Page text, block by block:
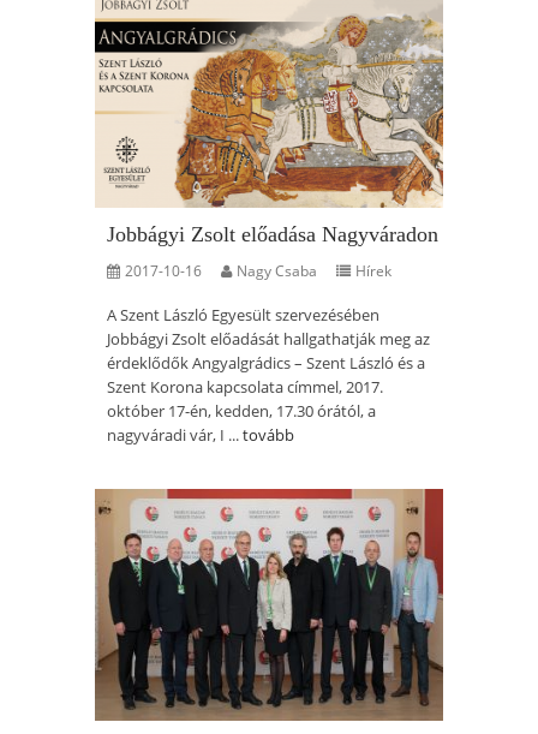
Jobbágyi Zsolt előadása Nagyváradon
2017-10-16 Nagy Csaba Hírek
A Szent László Egyesült szervezésében
Jobbágyi Zsolt előadását hallgathatják meg az
érdeklődők Angyalgrádics – Szent László és a
Szent Korona kapcsolata címmel, 2017.
október 17-én, kedden, 17.30 órától, a
nagyváradi vár, I ...tovább